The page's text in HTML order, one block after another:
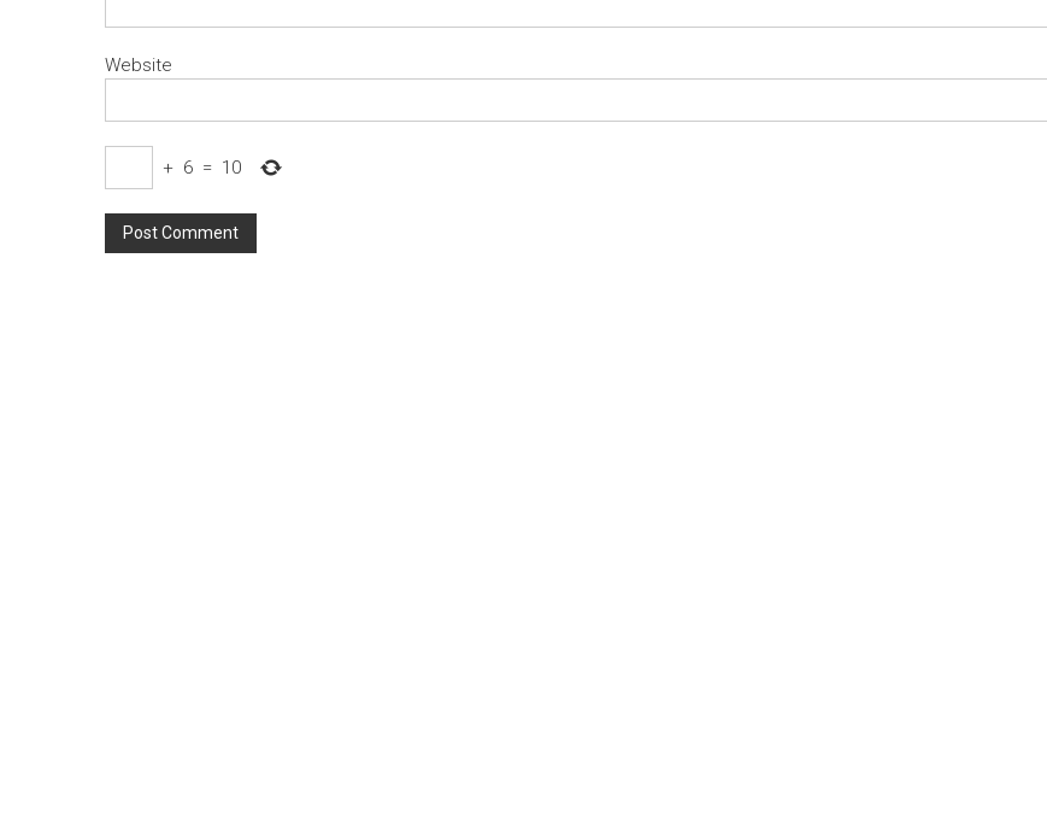
Website
+ 6 = 10